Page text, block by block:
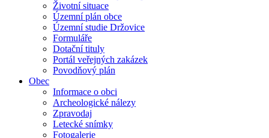
Životní situace
Územní plán obce
Územní studie Držovice
Formuláře
Dotační tituly
Portál veřejných zakázek
Povodňový plán
Obec
Informace o obci
Archeologické nálezy
Zpravodaj
Letecké snímky
Fotogalerie